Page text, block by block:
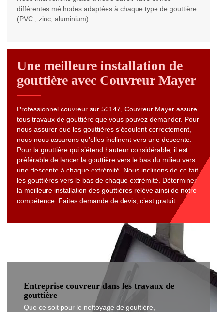
différentes méthodes adaptées à chaque type de gouttière
(PVC ; zinc, aluminium).
Une meilleure installation de
gouttière avec Couvreur Mayer
Professionnel couvreur sur 59147, Couvreur Mayer assure
tous travaux de gouttière que vous pouvez demander. Pour
nous assurer que les gouttières s'écoulent correctement,
nous nous assurons qu’elles inclinent vers une descente.
Pour la gouttière qui s’étend hauteur considérable, il est
préférable de lancer la gouttière vers le bas du milieu vers
une descente à chaque extrémité. Nous inclinons de ce fait
les gouttières vers le bas de chaque extrémité. Déterminer
la meilleure installation des gouttières relève ainsi de notre
compétence. Faites demande de devis, c’est gratuit.
Entreprise couvreur dans les travaux de
gouttière
Que ce soit pour le nettoyage de gouttière,